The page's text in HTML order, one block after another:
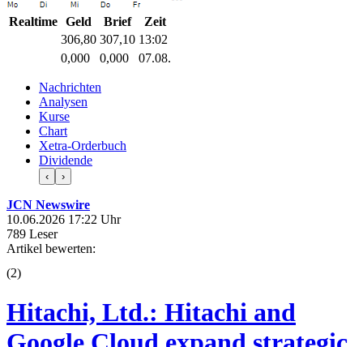
Realtime Geld Brief
Zeit
306,80 307,10 13:02
0,000
0,000 07.08.
Nachrichten
Analysen
Kurse
Chart
Xetra-Orderbuch
Dividende
‹ ›
JCN Newswire
10.06.2026 17:22 Uhr
789 Leser
Artikel bewerten:
(2)
Hitachi, Ltd.: Hitachi and